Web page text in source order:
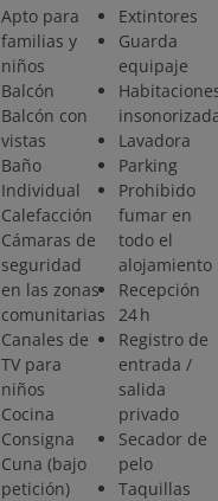
Apto para
familias y
niños
Balcón
Balcón con
vistas
Baño
Individual
Calefacción
Cámaras de
seguridad
en las zonas
comunitarias
Canales de
TV para
niños
Cocina
Consigna
Cuna (bajo
petición)
Extintores
Guarda
equipaje
Lavadora
Parking
Prohibido
fumar en
todo el
alojamiento
Recepción
24 h
Registro de
entrada /
salida
privado
Secador de
pelo
Taquillas